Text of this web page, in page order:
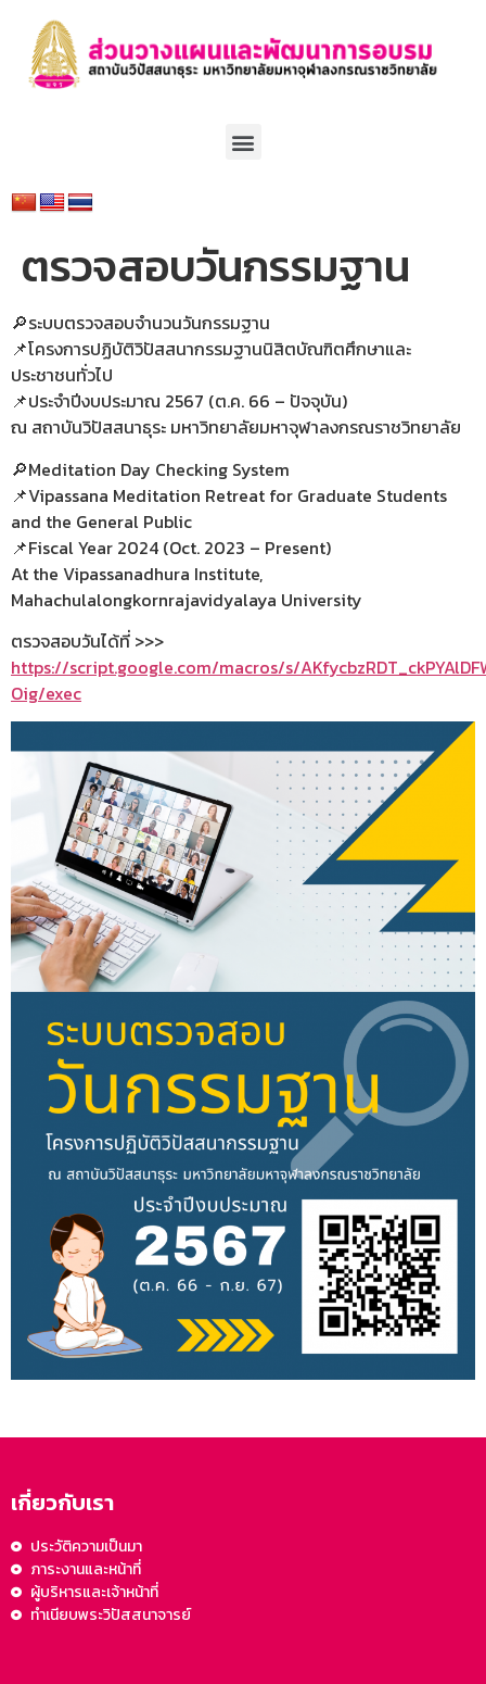
ตรวจสอบวันกรรมฐาน
🔎ระบบตรวจสอบจำนวนวันกรรมฐาน
📌โครงการปฏิบัติวิปัสสนากรรมฐานนิสิตบัณฑิตศึกษาและ
ประชาชนทั่วไป
📌ประจำปีงบประมาณ 2567 (ต.ค. 66 – ปัจจุบัน)
ณ สถาบันวิปัสสนาธุระ มหาวิทยาลัยมหาจุฬาลงกรณราชวิทยาลัย
🔎Meditation Day Checking System
📌Vipassana Meditation Retreat for Graduate Students
and the General Public
📌Fiscal Year 2024 (Oct. 2023 – Present)
At the Vipassanadhura Institute,
Mahachulalongkornrajavidyalaya University
ตรวจสอบวันได้ที่ >>>
https://script.google.com/macros/s/
Oig/exec
เกี่ยวกับเรา
ประวัติความเป็นมา
ภาระงานและหน้าที่
ผู้บริหารและเจ้าหน้าที่
ทำเนียบพระวิปัสสนาจารย์